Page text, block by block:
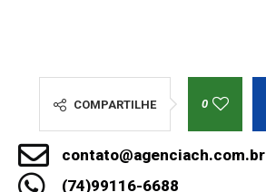
COMPARTILHE 0
contato@agenciach.com.br
(74)99116-6688